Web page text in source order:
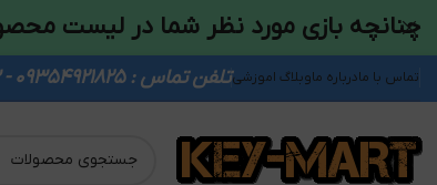
تماس با مادرباره ماوبلاگ اموزشیتلفن تماس : 09354921825 - 09931011833
چنانچه بازی مورد نظر شما در لیست